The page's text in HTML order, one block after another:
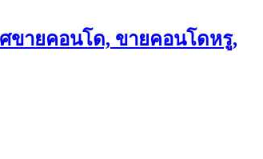
ขายคอนโด, ขายคอนโดหรู,